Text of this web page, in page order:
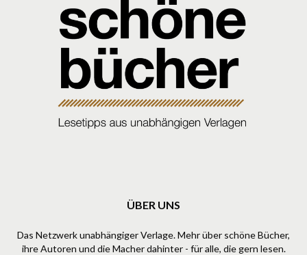
ÜBER UNS
Das Netzwerk unabhängiger Verlage. Mehr über schöne Bücher,
ihre Autoren und die Macher dahinter - für alle, die gern lesen.